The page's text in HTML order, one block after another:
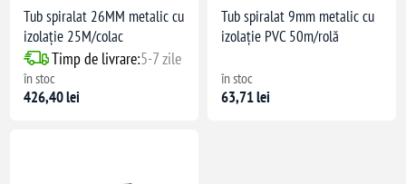
Tub spiralat 26MM metalic cu
izolație 25M/colac
Timp de livrare:5-7 zile
în stoc
426,40 lei
Tub spiralat 9mm metalic cu
izolație PVC 50m/rolă
în stoc
63,71 lei